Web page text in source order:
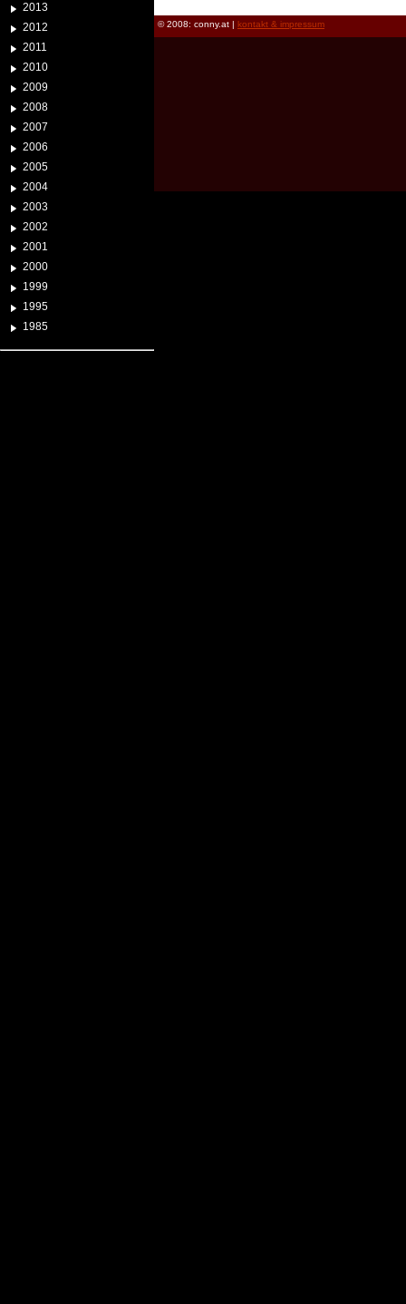
2013
2012
2011
2010
2009
2008
2007
2006
2005
2004
2003
2002
2001
2000
1999
1995
1985
© 2008: conny.at | kontakt & impressum